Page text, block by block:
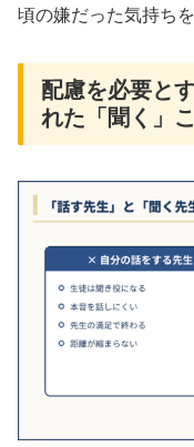
頃の嫌だった気持ち
配慮を必要と
れた「聞く」